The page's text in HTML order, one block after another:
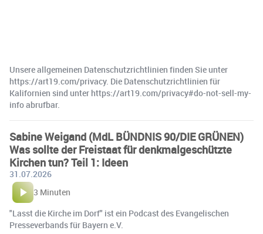
Unsere allgemeinen Datenschutzrichtlinien finden Sie unter
https://art19.com/privacy. Die Datenschutzrichtlinien für
Kalifornien sind unter https://art19.com/privacy#do-not-sell-my-
info abrufbar.
Sabine Weigand (MdL BÜNDNIS 90/DIE GRÜNEN)
Was sollte der Freistaat für denkmalgeschützte
Kirchen tun? Teil 1: Ideen
31.07.2026
3 Minuten
"Lasst die Kirche im Dorf" ist ein Podcast des Evangelischen
Presseverbands für Bayern e.V.